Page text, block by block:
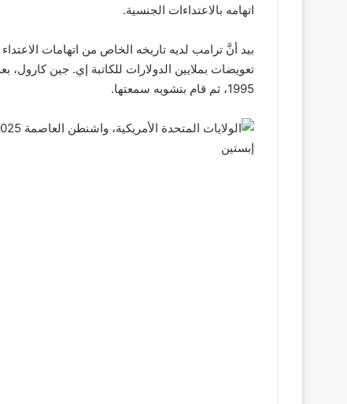
اتهامه بالاعتداءات الجنسية.
تعويضات بملايين الدولارات للكاتبة إي. جين
1995، ثم قام بتشويه سمعتها.